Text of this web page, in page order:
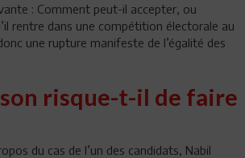
: Comment peut-il accepter, ou
rentre dans une compétition électorale au
une rupture manifeste de l’égalité des
risque-t-il de faire
du cas de l’un des candidats, Nabil